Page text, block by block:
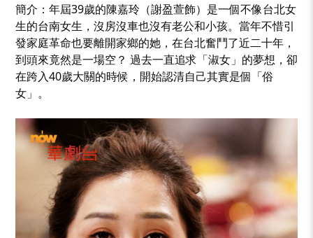
簡介：年屆39歲的陳嘉玲（謝盈萱飾）是一個不像台北女
生的台南女生，沒房沒車也沒有老公和小孩。當年不惜引
發家庭革命也要離開家鄉的她，在台北奮鬥了近二十年，
到頭來竟然是一場空？ 過去一直追求「淑女」的夢想，卻
在跨入40歲大關的時候，開始認清自己其實是個「俗
女」。